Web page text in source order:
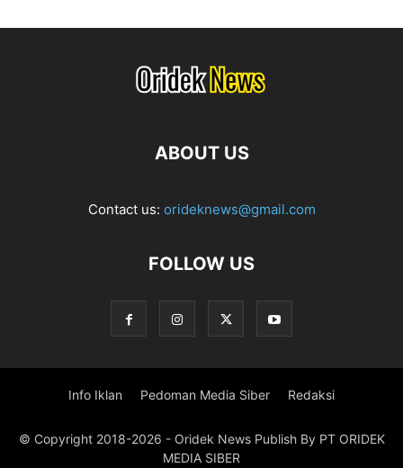
ABOUT US
Contact us: orideknews@gmail.com
FOLLOW US
Info Iklan Pedoman Media Siber Redaksi
© Copyright 2018-2026 - Oridek News Publish By PT ORIDEK
MEDIA SIBER